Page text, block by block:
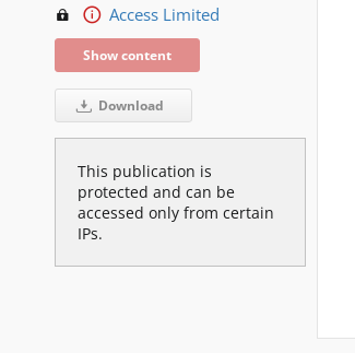
Access Limited
Show content
Download
This publication is
protected and can be
accessed only from certain
IPs.